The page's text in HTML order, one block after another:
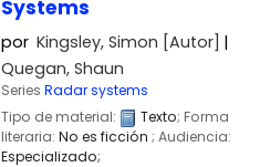
Systems
por Kingsley, Simon [Autor]
Quegan, Shaun
Series Radar systems
Tipo de material:
Texto; Forma
literaria: No es ficción ; Audiencia:
Especializado;